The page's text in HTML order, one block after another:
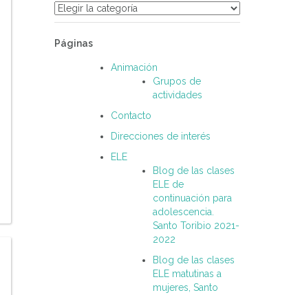
Categorías
Páginas
Animación
Grupos de
actividades
Contacto
Direcciones de interés
ELE
Blog de las clases
ELE de
continuación para
adolescencia.
Santo Toribio 2021-
2022
Blog de las clases
ELE matutinas a
mujeres, Santo